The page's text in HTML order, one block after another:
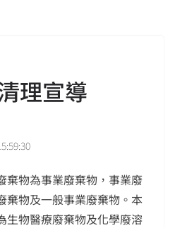
理宣導
棄物為事業廢棄物，事業廢
棄物及一般事業廢棄物。本
生物醫療廢棄物及化學廢溶